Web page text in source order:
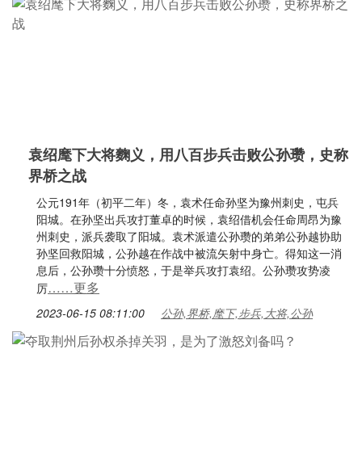
袁绍麾下大将麴义，用八百步兵击败公孙瓒，史称
界桥之战
公元191年（初平二年）冬，袁术任命孙坚为豫州刺史，屯兵
阳城。在孙坚出兵攻打董卓的时候，袁绍借机会任命周昂为豫
州刺史，派兵袭取了阳城。袁术派遣公孙瓒的弟弟公孙越协助
孙坚回救阳城，公孙越在作战中被流矢射中身亡。得知这一消
息后，公孙瓒十分愤怒，于是举兵攻打袁绍。公孙瓒攻势凌
厉……更多
2023-06-15 08:11:00 公孙,界桥,麾下,步兵,大将,公孙